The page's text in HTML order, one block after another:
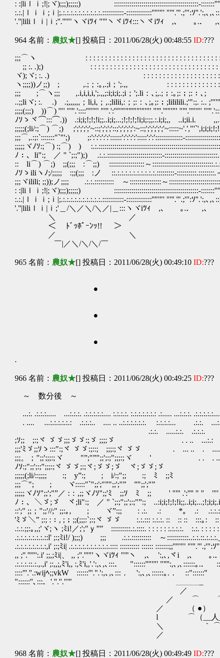
: :|liｌｉ;!|;ヾ);;;);;;;;) :::::::::::::::::::::::::::::::::::::::::::-
:.:.|ｌｉｉ;ｉ|;.:.:.:.:.:.:.:.:.:.:.:::::::::::-:::::::::::::''"'"'
'.''|liliｌｉ|ｉ;''.'''"'ヽヾiﾂｨ "'''ヽヾiﾂｨ:::ヽヾiﾂｨ ,､ ｡
964 名前： 農奴★[] 投稿日：2011/06/28(火) 00:48:55 ID:???
;;;⌒ヽ : : : : : : : : : : : : : : : : : : : : : : : : : : : :
;; :. .);) : : : : : : : : : : : : : : : : : : : : : : : : :
ヾ);ヾ; :. .) : : : : : : : : : : : : : : : : : : : : :
ヽ;;;;))ノ;;) ; ,.;；:｡,.;i；';.,, : : : : : : : :
;;; ;⌒ヽ;;; ,.i,i,i,i,';.,,;:i;i;i;.;i；';.li：､;,.;；:｡;:；;:：､
..;;liヾ; :. .) .;,,,,,,；li,i,；,.;lilii,:；;:：､;｡;:；;lililili.;'":;. :..
;;;;(;;;) ))⌒) '"' "'''.'::::''"'"' "'''.':''"'""'''""'"'"' "'''.'''"'"' "'''.''"'"'
ﾉｿゝヾ⌒:::⌒.)) .:i;i;!;!;!i;;..i;i;...;!;!;!;!i;i;:;;.:.i;i;,,
;;;;;(;li/:;⌒) ⌒;)
;;;⌒,.:;:`:::::::"`"';) ;:':':':':':'::::::':':':':':::::':':'::::::::::::::-
;;;;;ヾﾉｿ:;⌒) :;⌒) )
ﾉ：、li":; ／ " `;:;");) .:.:.::::::::::::::::::::::::::::-
:: li⌒) ⌒;) ;;(;;; :⌒;;) ::::::::::::::::::～
ﾉｿゝiliヽﾉ;/;;;;; :;;(;;; :ノ ::.:.:.:.:.:.:.:.:.:.:.:::::::::-::::::::::.::::::::.
;;;ヾilili; ;;));ノ;;;; .:.:.:::::::::: ～::::::::::::::::～
: :|liｌｉ;!|;ヾ);;;);;;;;) :::::::::::::::::::::::::::::::::::::::::::-
:.:.|ｌｉｉ;ｉ|;.:.:.:.:.:.:.:.:.:.:.:::::::::::-:::::::::::::''"'"'
'.''|liliｌｉ|ｉ;'＿/＼／＼/＼／|＿:::ヽヾiﾂｨ ,､ ｡.．
＼ ／
＜ ﾄﾞｯﾎﾟｰﾝｯ!! ＞
／ ＼
￣|／＼/＼/＼/￣
965 名前： 農奴★[] 投稿日：2011/06/28(火) 00:49:10 ID:???
●
●
●
.
966 名前： 農奴★[] 投稿日：2011/06/28(火) 00:49:25 ID:???
～ 数分後 ～
...:. .:.:.:..... ...:.:.:. .:.:.:.:.:.... :.:.:.:. :.:.:.:.:.:.: .:..... ...:.:.:.
. .... ...:.:.:.:.:.: .:.:.:.. .... .. ..:.:.:.:.:.:. :.:.:.:... .:.:.
.:.:. .....:.:. .:.:.:. . :. .:.:.: .:. . .
;ｿ;; ;:;ヾ ゞゞ;;;ゞゞ:;ゞ ;;;;ゞ . . .. ...:.: .
;;;'ﾐゞ;;ｿゝ:::":;ヾ ゞゞ:;::; ;;;:;ヾ ゞゞ
;;;。；";;';;;:;ヾ ゞゞ"”;"”";;';:;";;;:;ヾ ゞゞ' . .
ﾉｿ:;";;';:;";;;:;ヾ ゞゞ;:;ヾ;ゞゞ;ゞ ヾ;
;;;;;(;li/::;;;;ゞゞ:;ゞy”:;ゞゞ;ゞi/:;";;ゞゞ:; ﾐ
;;;⌒";ゞゞ;ゞ ヾ:::::"`";;';"”";;';"” ”";;';"”
;;;;;ヾﾉｿ";;';"”／ :：,;;ヾﾉｿ";;'ﾐゞ;;ｿゝﾐゞ;; ' "''' .':'''' " " '"'
ﾉ：、＼ゞ;ゞ ヾ;li":; ／ " `;:;";;';:;"”:;
::';" ;;；";;'//;" ;;:｡,ゞゞ;ゞ ヾ”:;; : .:. .: *｡ .:
'ﾐゞ＼” ;:; :：, ;；;;(;;;:`;:;ヾ ゞゞ :.:.::: :.:.:. :: :: :: :::
.:.:.;;:｡,,;'ヾ;ヽ ;ﾐi!／;';"ｙ”” ::::::::::.:.::::. : : : : : :.:.:.:. :.:. : : : :
.:.:.:.:.:.:.:.::l' ;:;ﾐi!/ );;;) ;;; .:.:.:::::::::: ～
.:.:.:.:.:.:.:.:,i' ;:;ﾐi| .:.:.:.:.:.:.:.:.:.:.:::: :::::::::: :::::: :::::::;;''"'"'
,, ;''.'''"':.i' ;;,;ﾐi|、 ,, ;''.'''"'ヽヾiﾂｨ "'''ヽ ,､ ':,､,ヾi ,､ ｡.
.:.:.:.::.:.,.,i' ;:,,;,ﾐ'i,, :,ﾐ'i,,'.':,､,､:::． "::::::''"'"' "'''':,､,､::::::｡.．
::::'''.''.:wijﾍ;;vkWゞ::::::'''.''.':,､,､:::． ':,､,､::::::｡.． ::"::::::''
"::::::''､:::．'.''.''."''' ＿＿＿_
／
／ ⌒ ⌒＼ ええっと、待ち
／ （ ●） （ ●）ヽ
l ⌒（__人__）
＼ ｀ ⌒´ ／ おーい、サイ
／
968 名前： 農奴★[] 投稿日：2011/06/28(火) 00:49:49 ID:???